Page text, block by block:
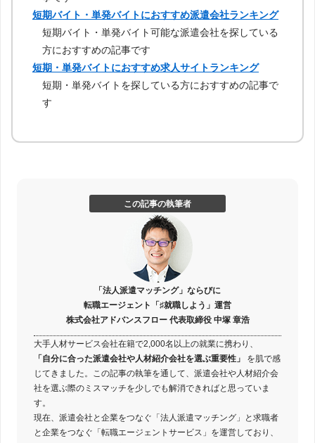
短期バイト・単発バイトにおすすめ派遣会社ランキング
短期バイト・単発バイト可能な派遣会社を探している
方におすすめの記事です
短期・単発バイトにおすすめ求人サイトランキング
短期・単発バイトを探している方におすすめの記事で
す
この記事の執筆者
「法人派遣マッチング」ならびに
転職エージェント「♯就職しよう」運営
株式会社アドバンスフロー 代表取締役 中塚 章浩
大手人材サービス会社在籍で2,000名以上の就業に携わり、
「自分に合った派遣会社や人材紹介会社を選ぶ重要性」
を肌で感
じてきました。この記事の執筆を通して、派遣会社や人材紹介会
社を選ぶ際のミスマッチを少しでも解消できればと思っていま
す。
現在、派遣会社と企業をつなぐ「法人派遣マッチング」と求職者
と企業をつなぐ「転職エージェントサービス」を運営しており、